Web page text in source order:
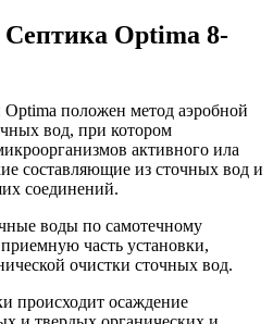
Optima 8-
положен метод аэробной
вод, при котором
активного ила
составляющие из сточных вод и
соединений.
воды по самотечному
часть установки,
очистки сточных вод.
происходит осаждение